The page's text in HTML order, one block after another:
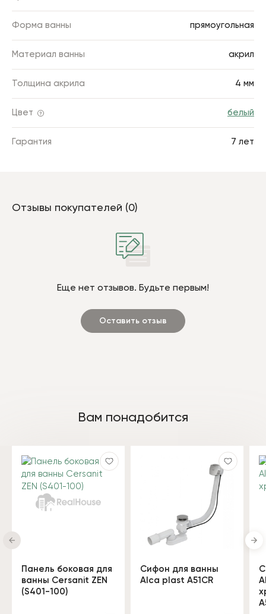
Форма ванны прямоугольная
Материал ванны акрил
Толщина акрила 4 мм
Цвет белый
Гарантия 7 лет
Отзывы покупателей (0)
Еще нет отзывов. Будьте первым!
Оставить отзыв
Вам понадобится
Панель боковая для
ванны Cersanit ZEN
(S401-100)
Сифон для ванны
Alca plast A51CR